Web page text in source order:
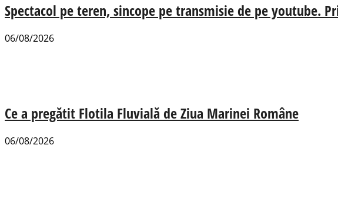
Spectacol pe teren, sincope pe transmisie de pe youtube.
06/08/2026
Ce a pregătit Flotila Fluvială de Ziua Marinei Române
06/08/2026